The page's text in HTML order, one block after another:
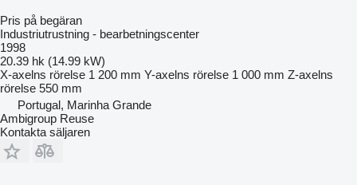
Pris på begäran
Industriutrustning - bearbetningscenter
1998
20.39 hk (14.99 kW)
X-axelns rörelse 1 200 mm Y-axelns rörelse 1 000 mm Z-axelns
rörelse 550 mm
Portugal, Marinha Grande
Ambigroup Reuse
Kontakta säljaren